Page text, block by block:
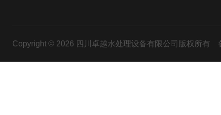
Copyright © 2026 四川卓越水处理设备有限公司版权所有